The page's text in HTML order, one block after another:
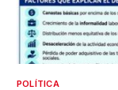
POLÍTICA